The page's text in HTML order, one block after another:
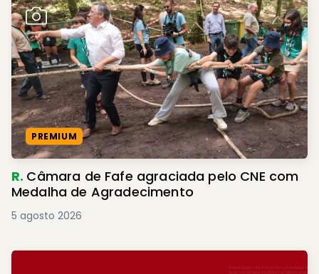
PREMIUM
R. Câmara de Fafe agraciada pelo CNE com
Medalha de Agradecimento
5 agosto 2026